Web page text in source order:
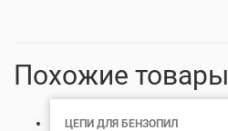
Похожие товары
ЦЕПИ ДЛЯ БЕНЗОПИЛ